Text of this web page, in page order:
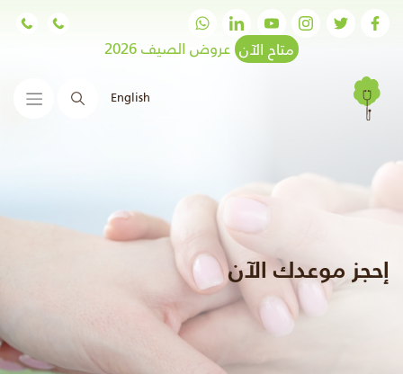
متاح الآن عروض الصيف 2026
English البحث
إحجز موعدك الآن